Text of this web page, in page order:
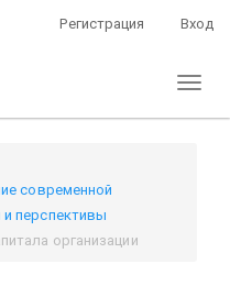
Регистрация Вход
современной
перспективы
организации